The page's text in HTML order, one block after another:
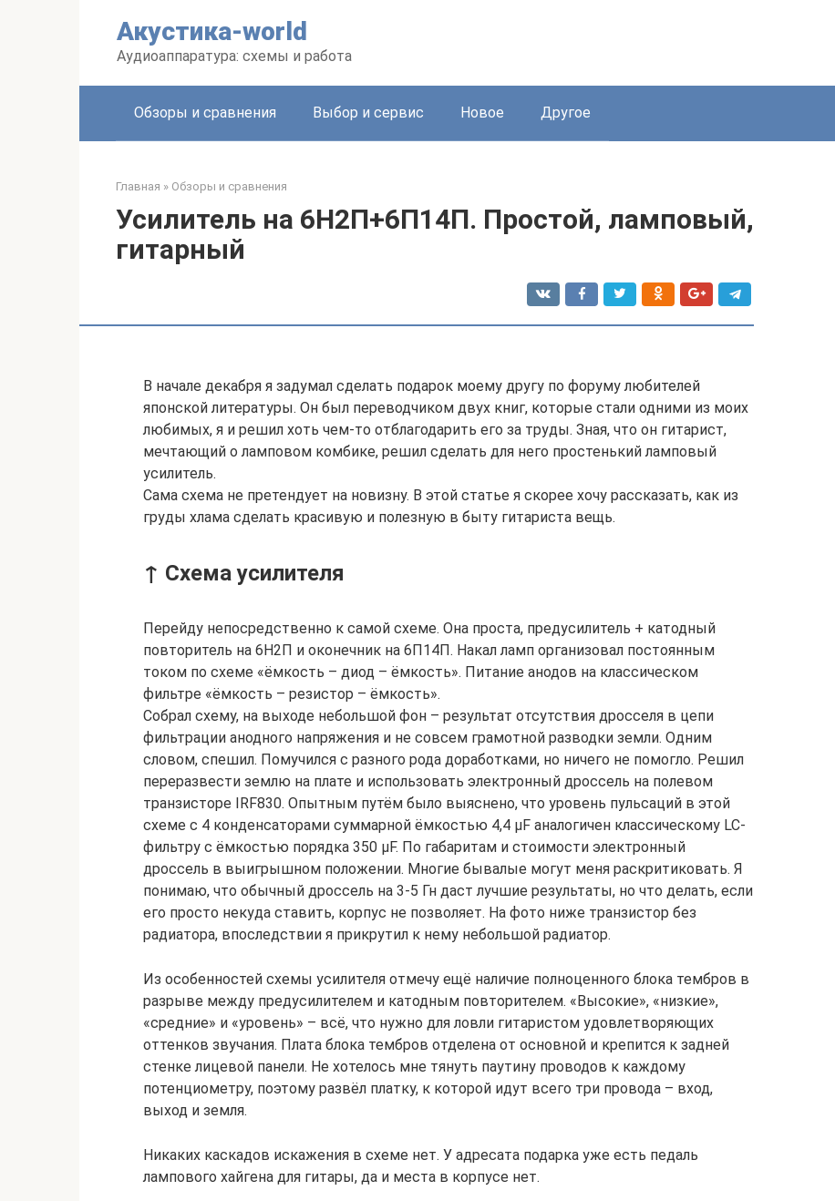
Акустика-world
Аудиоаппаратура: схемы и работа
Обзоры и сравнения Выбор и сервис Новое Другое
Главная » Обзоры и сравнения
Усилитель на 6Н2П+6П14П. Простой, ламповый,
гитарный
В начале декабря я задумал сделать подарок моему другу по форуму любителей
японской литературы. Он был переводчиком двух книг, которые стали одними из моих
любимых, я и решил хоть чем-то отблагодарить его за труды. Зная, что он гитарист,
мечтающий о ламповом комбике, решил сделать для него простенький ламповый
усилитель.
Сама схема не претендует на новизну. В этой статье я скорее хочу рассказать, как из
груды хлама сделать красивую и полезную в быту гитариста вещь.
↑ Схема усилителя
Перейду непосредственно к самой схеме. Она проста, предусилитель + катодный
повторитель на 6Н2П и оконечник на 6П14П. Накал ламп организовал постоянным
током по схеме «ёмкость – диод – ёмкость». Питание анодов на классическом
фильтре «ёмкость – резистор – ёмкость».
Собрал схему, на выходе небольшой фон – результат отсутствия дросселя в цепи
фильтрации анодного напряжения и не совсем грамотной разводки земли. Одним
словом, спешил. Помучился с разного рода доработками, но ничего не помогло. Решил
переразвести землю на плате и использовать электронный дроссель на полевом
транзисторе IRF830. Опытным путём было выяснено, что уровень пульсаций в этой
схеме с 4 конденсаторами суммарной ёмкостью 4,4 µF аналогичен классическому LC-
фильтру с ёмкостью порядка 350 µF. По габаритам и стоимости электронный
дроссель в выигрышном положении. Многие бывалые могут меня раскритиковать. Я
понимаю, что обычный дроссель на 3-5 Гн даст лучшие результаты, но что делать, если
его просто некуда ставить, корпус не позволяет. На фото ниже транзистор без
радиатора, впоследствии я прикрутил к нему небольшой радиатор.
Из особенностей схемы усилителя отмечу ещё наличие полноценного блока тембров в
разрыве между предусилителем и катодным повторителем. «Высокие», «низкие»,
«средние» и «уровень» – всё, что нужно для ловли гитаристом удовлетворяющих
оттенков звучания. Плата блока тембров отделена от основной и крепится к задней
стенке лицевой панели. Не хотелось мне тянуть паутину проводов к каждому
потенциометру, поэтому развёл платку, к которой идут всего три провода – вход,
выход и земля.
Никаких каскадов искажения в схеме нет. У адресата подарка уже есть педаль
лампового хайгена для гитары, да и места в корпусе нет.